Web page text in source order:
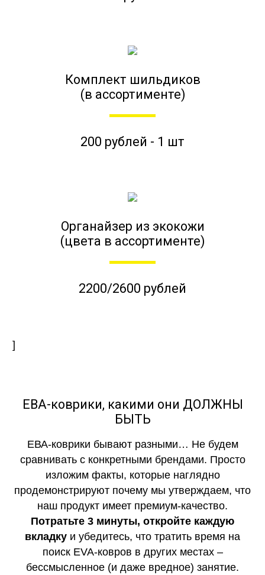
Комплект шильдиков
(в ассортименте)
200 рублей - 1 шт
Органайзер из экокожи
(цвета в ассортименте)
2200/2600 рублей
]
ЕВА-коврики, какими они ДОЛЖНЫ
БЫТЬ
ЕВА-коврики бывают разными… Не будем
сравнивать с конкретными брендами. Просто
изложим факты, которые наглядно
продемонстрируют почему мы утверждаем, что
наш продукт имеет премиум-качество.
Потратьте 3 минуты, откройте каждую
вкладку и убедитесь, что тратить время на
поиск EVA-ковров в других местах –
бессмысленное (и даже вредное) занятие.